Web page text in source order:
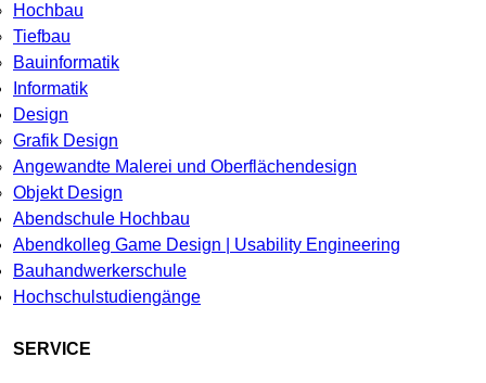
Hochbau
Tiefbau
Bauinformatik
Informatik
Design
Grafik Design
Angewandte Malerei und Oberflächendesign
Objekt Design
Abendschule Hochbau
Abendkolleg Game Design | Usability Engineering
Bauhandwerkerschule
Hochschulstudiengänge
SERVICE